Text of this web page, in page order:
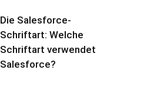
Die Salesforce-
Schriftart: Welche
Schriftart verwendet
Salesforce?